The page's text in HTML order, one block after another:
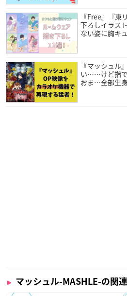
『Free』『東
下ろしイラス
ない姿に胸キ
『マッシュル
い……けど指で
おま…全部生身
マッシュル-MASHLE-の関